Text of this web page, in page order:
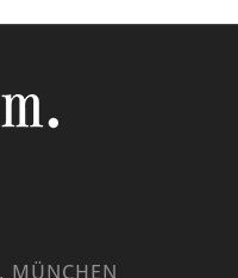
MÜNCHEN